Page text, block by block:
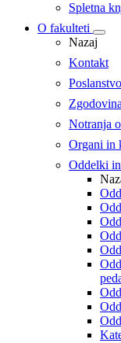
Spletna
O fakulteti
Nazaj
Kontakt
Zgodovina
Notranja
Organi in
Oddelki